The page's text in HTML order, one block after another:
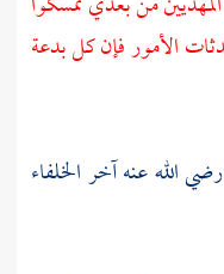
الأمور فإن كل بدعة
رضي الله عنه آخرالخلفاء